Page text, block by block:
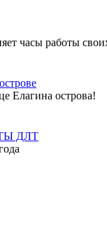
часы работы
Елагина острова!
ДЛТ